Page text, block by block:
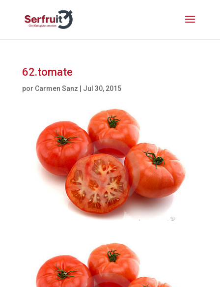
62.tomate
por Carmen Sanz Jul 30, 2015